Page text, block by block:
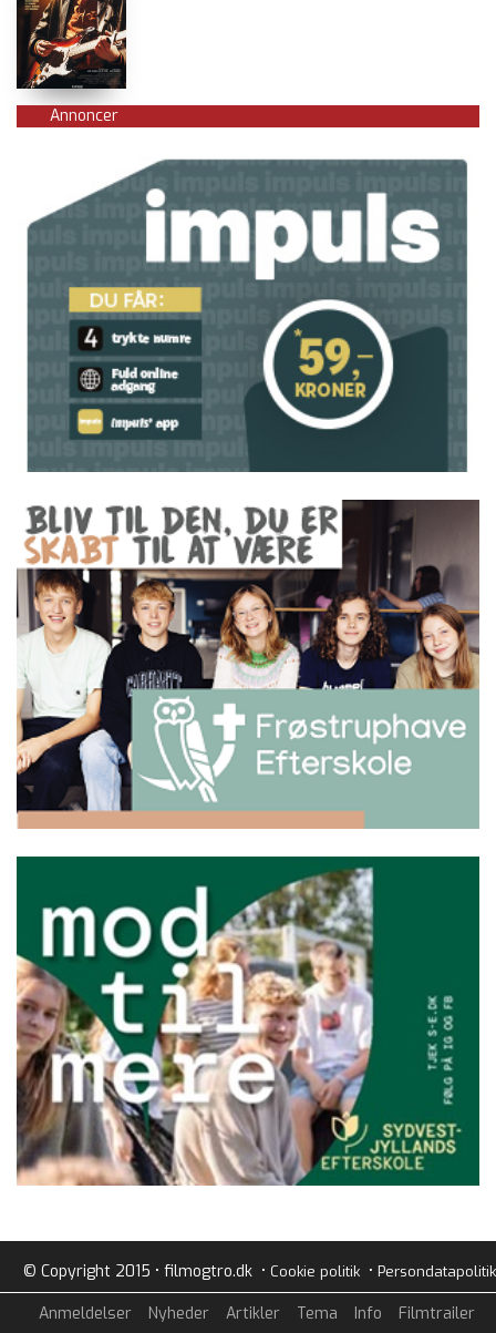
Annoncer
© Copyright 2015 • filmogtro.dk • Cookie politik• Persondatapolitik
Anmeldelser Nyheder Artikler Tema Info Filmtrailer